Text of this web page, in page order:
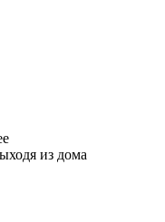
из дома